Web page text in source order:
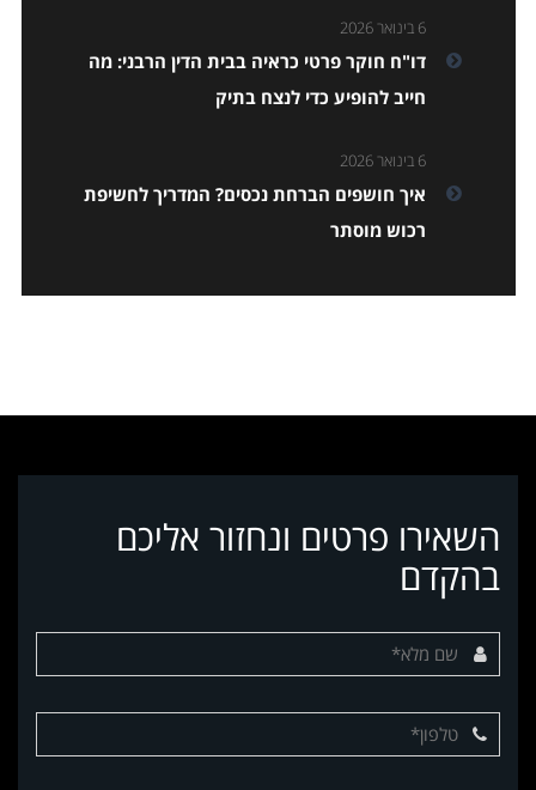
6 בינואר 2026
דו"ח חוקר פרטי כראיה בבית הדין הרבני: מה
חייב להופיע כדי לנצח בתיק
6 בינואר 2026
איך חושפים הברחת נכסים? המדריך לחשיפת
רכוש מוסתר
השאירו פרטים ונחזור אליכם
בהקדם